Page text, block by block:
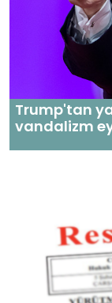
Trump'tan
vandalizm